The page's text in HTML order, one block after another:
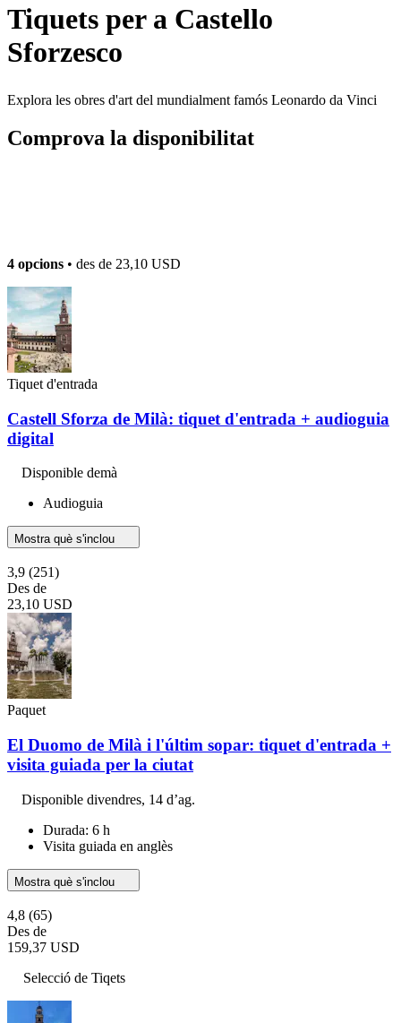
Tiquets per a Castello
Sforzesco
Explora les obres d'art del mundialment famós Leonardo da Vinci
Comprova la disponibilitat
4 opcions • des de 23,10 USD
Tiquet d'entrada
Castell Sforza de Milà: tiquet d'entrada + audioguia
digital
Disponible demà
Audioguia
Mostra què s'inclou
3,9 (251)
Des de
23,10 USD
Paquet
El Duomo de Milà i l'últim sopar: tiquet d'entrada +
visita guiada per la ciutat
Disponible divendres, 14 d’ag.
Durada: 6 h
Visita guiada en anglès
Mostra què s'inclou
4,8 (65)
Des de
159,37 USD
Selecció de Tiqets